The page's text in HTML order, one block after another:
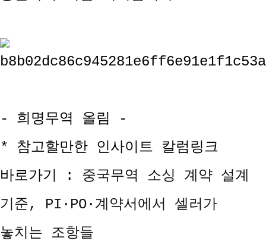
- 희명무역 올림 -
* 참고할만한 인사이트 칼럼링크
바로가기 : 중국무역 소싱 계약 설계
기준, PI·PO·계약서에서 셀러가
놓치는 조항들